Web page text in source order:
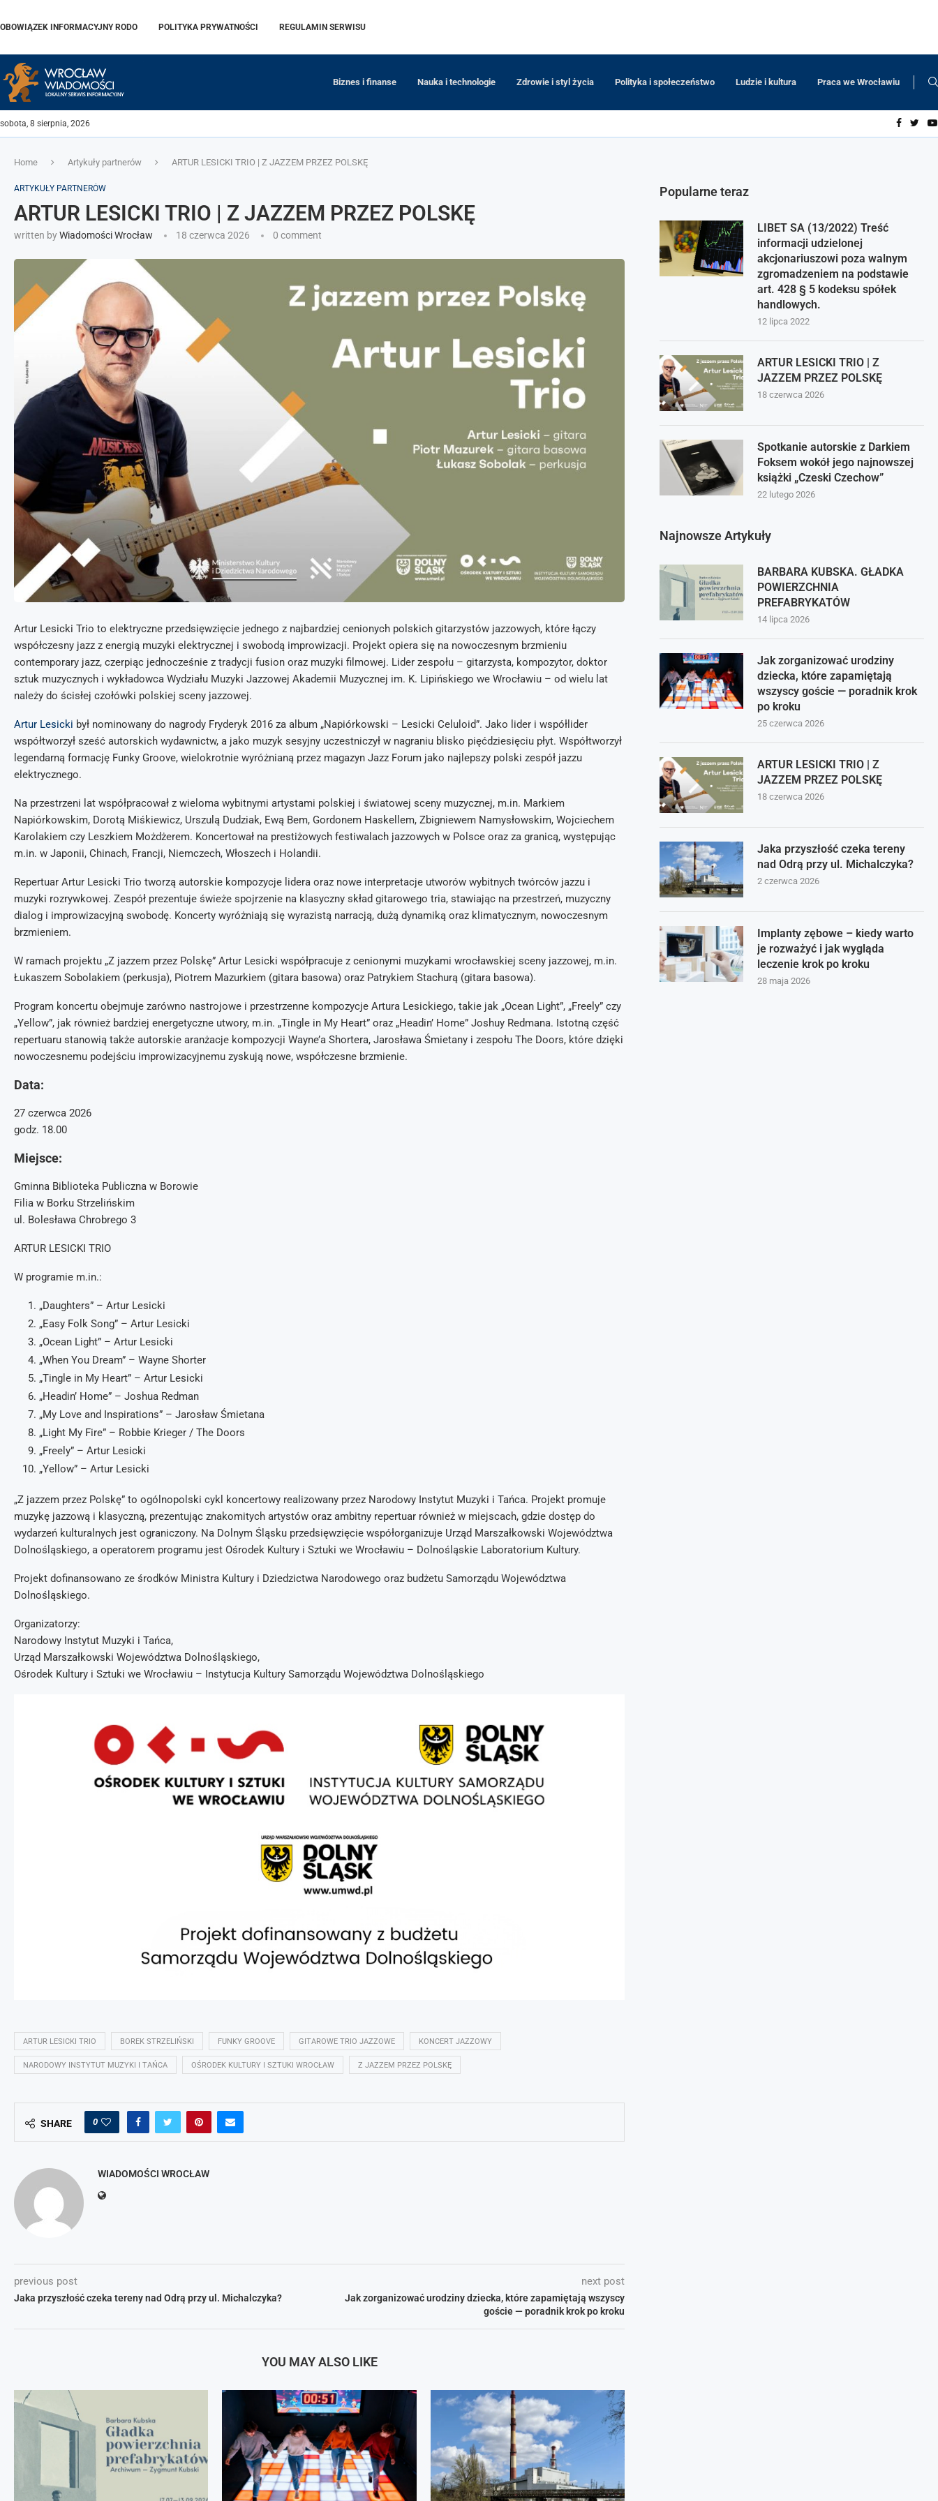
OBOWIĄZEK INFORMACYJNY RODO POLITYKA PRYWATNOŚCI REGULAMIN SERWISU
Biznes i finanse Nauka i technologie Zdrowie i styl życia Polityka i społeczeństwo Ludzie i kultura Praca we Wrocławiu
sobota, 8 sierpnia, 2026
Home Artykuły partnerów ARTUR LESICKI TRIO | Z JAZZEM PRZEZ POLSKĘ
ARTYKUŁY PARTNERÓW
ARTUR LESICKI TRIO | Z JAZZEM PRZEZ POLSKĘ
written byWiadomości Wrocław 18 czerwca 2026 0 comment
Artur Lesicki Trio to elektryczne przedsięwzięcie jednego z najbardziej cenionych polskich gitarzystów jazzowych, które łączy
współczesny jazz z energią muzyki elektrycznej i swobodą improwizacji. Projekt opiera się na nowoczesnym brzmieniu
contemporary jazz, czerpiąc jednocześnie z tradycji fusion oraz muzyki filmowej. Lider zespołu – gitarzysta, kompozytor, doktor
sztuk muzycznych i wykładowca Wydziału Muzyki Jazzowej Akademii Muzycznej im. K. Lipińskiego we Wrocławiu – od wielu lat
należy do ścisłej czołówki polskiej sceny jazzowej.
Artur Lesicki był nominowany do nagrody Fryderyk 2016 za album „Napiórkowski – Lesicki Celuloid”. Jako lider i współlider
współtworzył sześć autorskich wydawnictw, a jako muzyk sesyjny uczestniczył w nagraniu blisko pięćdziesięciu płyt. Współtworzył
legendarną formację Funky Groove, wielokrotnie wyróżnianą przez magazyn Jazz Forum jako najlepszy polski zespół jazzu
elektrycznego.
Na przestrzeni lat współpracował z wieloma wybitnymi artystami polskiej i światowej sceny muzycznej, m.in. Markiem
Napiórkowskim, Dorotą Miśkiewicz, Urszulą Dudziak, Ewą Bem, Gordonem Haskellem, Zbigniewem Namysłowskim, Wojciechem
Karolakiem czy Leszkiem Możdżerem. Koncertował na prestiżowych festiwalach jazzowych w Polsce oraz za granicą, występując
m.in. w Japonii, Chinach, Francji, Niemczech, Włoszech i Holandii.
Repertuar Artur Lesicki Trio tworzą autorskie kompozycje lidera oraz nowe interpretacje utworów wybitnych twórców jazzu i
muzyki rozrywkowej. Zespół prezentuje świeże spojrzenie na klasyczny skład gitarowego tria, stawiając na przestrzeń, muzyczny
dialog i improwizacyjną swobodę. Koncerty wyróżniają się wyrazistą narracją, dużą dynamiką oraz klimatycznym, nowoczesnym
brzmieniem.
W ramach projektu „Z jazzem przez Polskę” Artur Lesicki współpracuje z cenionymi muzykami wrocławskiej sceny jazzowej, m.in.
Łukaszem Sobolakiem (perkusja), Piotrem Mazurkiem (gitara basowa) oraz Patrykiem Stachurą (gitara basowa).
Program koncertu obejmuje zarówno nastrojowe i przestrzenne kompozycje Artura Lesickiego, takie jak „Ocean Light”, „Freely” czy
„Yellow”, jak również bardziej energetyczne utwory, m.in. „Tingle in My Heart” oraz „Headin’ Home” Joshuy Redmana. Istotną część
repertuaru stanowią także autorskie aranżacje kompozycji Wayne’a Shortera, Jarosława Śmietany i zespołu The Doors, które dzięki
nowoczesnemu podejściu improwizacyjnemu zyskują nowe, współczesne brzmienie.
Data:
27 czerwca 2026
godz. 18.00
Miejsce:
Gminna Biblioteka Publiczna w Borowie
Filia w Borku Strzelińskim
ul. Bolesława Chrobrego 3
ARTUR LESICKI TRIO
W programie m.in.:
„Daughters” – Artur Lesicki
„Easy Folk Song” – Artur Lesicki
„Ocean Light” – Artur Lesicki
„When You Dream” – Wayne Shorter
„Tingle in My Heart” – Artur Lesicki
„Headin’ Home” – Joshua Redman
„My Love and Inspirations” – Jarosław Śmietana
„Light My Fire” – Robbie Krieger / The Doors
„Freely” – Artur Lesicki
„Yellow” – Artur Lesicki
„Z jazzem przez Polskę” to ogólnopolski cykl koncertowy realizowany przez Narodowy Instytut Muzyki i Tańca. Projekt promuje
muzykę jazzową i klasyczną, prezentując znakomitych artystów oraz ambitny repertuar również w miejscach, gdzie dostęp do
wydarzeń kulturalnych jest ograniczony. Na Dolnym Śląsku przedsięwzięcie współorganizuje Urząd Marszałkowski Województwa
Dolnośląskiego, a operatorem programu jest Ośrodek Kultury i Sztuki we Wrocławiu – Dolnośląskie Laboratorium Kultury.
Projekt dofinansowano ze środków Ministra Kultury i Dziedzictwa Narodowego oraz budżetu Samorządu Województwa
Dolnośląskiego.
Organizatorzy:
Narodowy Instytut Muzyki i Tańca,
Urząd Marszałkowski Województwa Dolnośląskiego,
Ośrodek Kultury i Sztuki we Wrocławiu – Instytucja Kultury Samorządu Województwa Dolnośląskiego
ARTUR LESICKI TRIO BOREK STRZELIŃSKI FUNKY GROOVE GITAROWE TRIO JAZZOWE KONCERT JAZZOWY
NARODOWY INSTYTUT MUZYKI I TAŃCA OŚRODEK KULTURY I SZTUKI WROCŁAW Z JAZZEM PRZEZ POLSKĘ
SHARE 0
WIADOMOŚCI WROCŁAW
previous post
Jaka przyszłość czeka tereny nad Odrą przy ul. Michalczyka?
next post
Jak zorganizować urodziny dziecka, które zapamiętają wszyscy
goście — poradnik krok po kroku
YOU MAY ALSO LIKE
Popularne teraz
LIBET SA (13/2022) Treść
informacji udzielonej
akcjonariuszowi poza walnym
zgromadzeniem na podstawie
art. 428 § 5 kodeksu spółek
handlowych.
12 lipca 2022
ARTUR LESICKI TRIO | Z
JAZZEM PRZEZ POLSKĘ
18 czerwca 2026
Spotkanie autorskie z Darkiem
Foksem wokół jego najnowszej
książki „Czeski Czechow”
22 lutego 2026
Najnowsze Artykuły
BARBARA KUBSKA. GŁADKA
POWIERZCHNIA
PREFABRYKATÓW
14 lipca 2026
Jak zorganizować urodziny
dziecka, które zapamiętają
wszyscy goście — poradnik krok
po kroku
25 czerwca 2026
ARTUR LESICKI TRIO | Z
JAZZEM PRZEZ POLSKĘ
18 czerwca 2026
Jaka przyszłość czeka tereny
nad Odrą przy ul. Michalczyka?
2 czerwca 2026
Implanty zębowe – kiedy warto
je rozważyć i jak wygląda
leczenie krok po kroku
28 maja 2026